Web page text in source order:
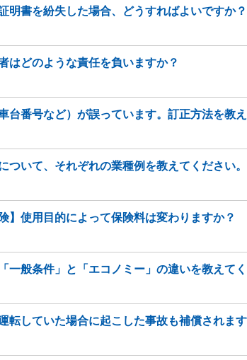
明書を紛失した場合、どうすればよいですか？
はどのような責任を負いますか？
台番号など）が誤っています。訂正方法を教え
ついて、それぞれの業種例を教えてください。
】使用目的によって保険料は変わりますか？
一般条件」と「エコノミー」の違いを教えてく
転していた場合に起こした事故も補償されま